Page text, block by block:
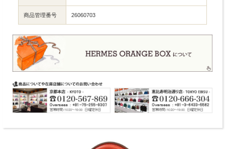
商品管理番号 26060703